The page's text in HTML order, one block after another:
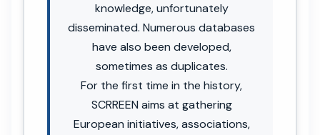
knowledge, unfortunately
disseminated. Numerous databases
have also been developed,
sometimes as duplicates.
For the first time in the history,
SCRREEN aims at gathering
European initiatives, associations,